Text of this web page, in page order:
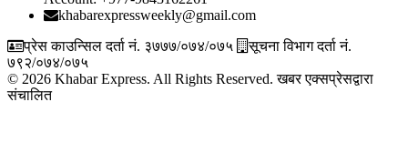
khabarexpressweekly@gmail.com
प्रेस काउन्सिल दर्ता नं. ३७७७/०७४/०७५
सूचना विभाग दर्ता नं.
७९२/०७४/०७५
© 2026 Khabar Express. All Rights Reserved. खबर एक्सप्रेसद्वारा
संचालित